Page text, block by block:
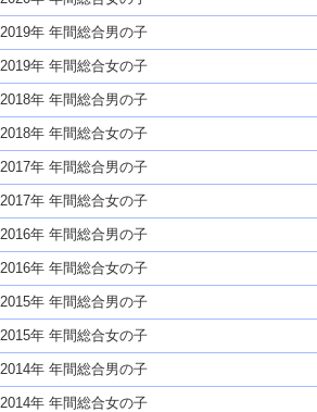
2019年 年間総合男の子
2019年 年間総合女の子
2018年 年間総合男の子
2018年 年間総合女の子
2017年 年間総合男の子
2017年 年間総合女の子
2016年 年間総合男の子
2016年 年間総合女の子
2015年 年間総合男の子
2015年 年間総合女の子
2014年 年間総合男の子
2014年 年間総合女の子